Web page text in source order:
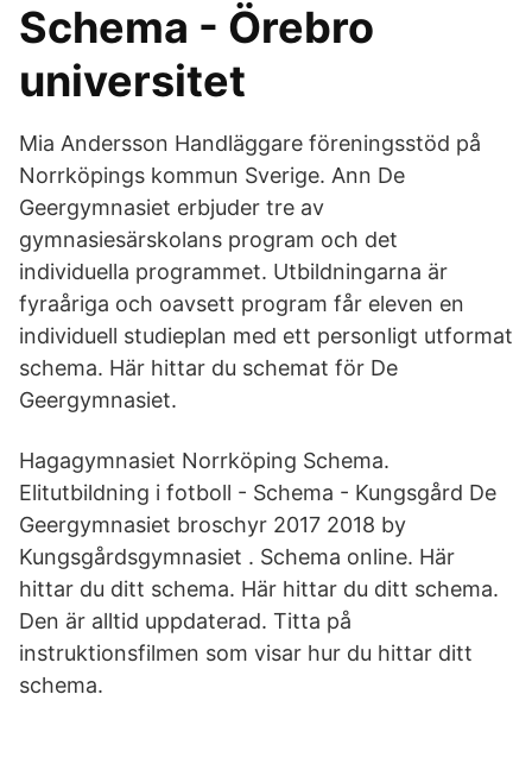
Schema - Örebro
universitet
Mia Andersson Handläggare föreningsstöd på
Norrköpings kommun Sverige. Ann De
Geergymnasiet erbjuder tre av
gymnasiesärskolans program och det
individuella programmet. Utbildningarna är
fyraåriga och oavsett program får eleven en
individuell studieplan med ett personligt utformat
schema. Här hittar du schemat för De
Geergymnasiet.
Hagagymnasiet Norrköping Schema.
Elitutbildning i fotboll - Schema - Kungsgård De
Geergymnasiet broschyr 2017 2018 by
Kungsgårdsgymnasiet . Schema online. Här
hittar du ditt schema. Här hittar du ditt schema.
Den är alltid uppdaterad. Titta på
instruktionsfilmen som visar hur du hittar ditt
schema.